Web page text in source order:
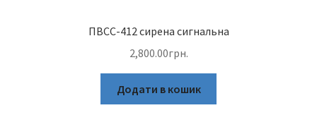
ПВСС-412 сирена сигнальна
2,800.00грн.
Додати в кошик